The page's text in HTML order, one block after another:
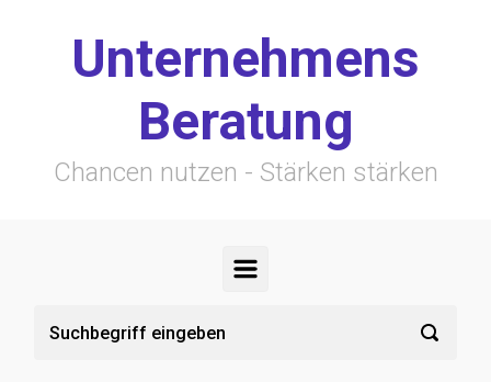
Unternehmens
Beratung
Chancen nutzen - Stärken stärken